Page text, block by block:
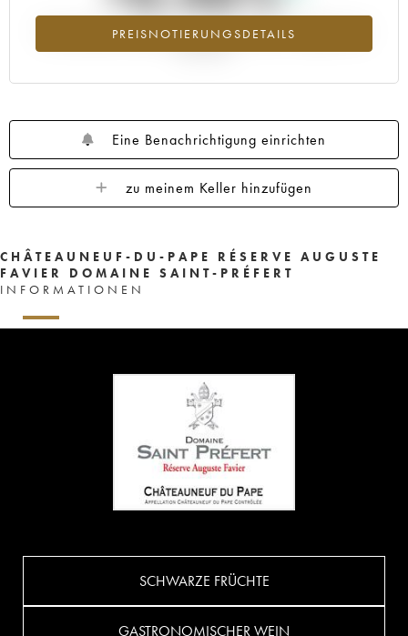
PREISNOTIERUNGSDETAILS
Preisanstiegs des Jahrgangs 2009 im Jahr 2026 im Vergleich zum
Eine Benachrichtigung einrichten
zu meinem Keller hinzufügen
CHÂTEAUNEUF-DU-PAPE RÉSERVE AUGUSTE
FAVIER DOMAINE SAINT-PRÉFERT
INFORMATIONEN
SCHWARZE FRÜCHTE
GASTRONOMISCHER WEIN